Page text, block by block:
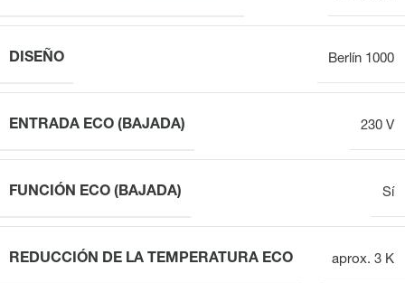
DISEÑO Berlín 1000
ENTRADA ECO (BAJADA) 230 V
FUNCIÓN ECO (BAJADA) Sí
REDUCCIÓN DE LA TEMPERATURA ECO aprox. 3 K